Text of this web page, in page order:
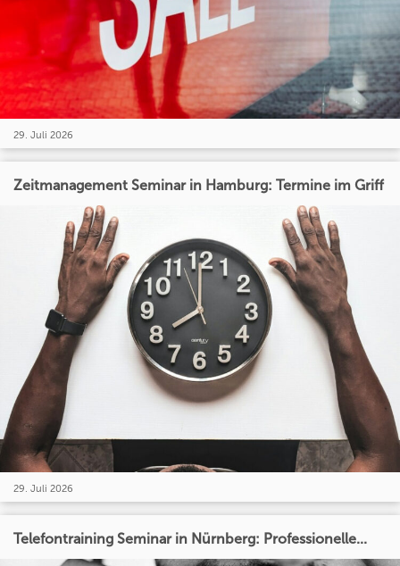
29. Juli 2026
Zeitmanagement Seminar in Hamburg: Termine im Griff
29. Juli 2026
Telefontraining Seminar in Nürnberg: Professionelle...